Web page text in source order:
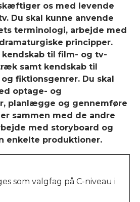
os med levende
Du skal kunne anvende
terminologi, arbejde med
principper.
til film- og tv-
samt kendskab til
fiktionsgenrer. Du skal
optage- og
planlægge og gennemføre
sammen med de andre
med storyboard og
enkelte produktioner.
som valgfag på C-niveau i